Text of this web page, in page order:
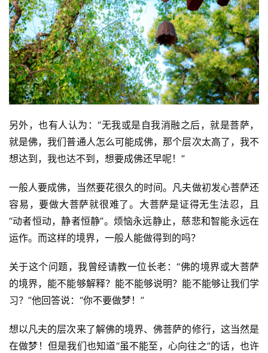
另外，也有人认为：“无我或是自我消融之后，就是菩萨，
就是佛，我们普通人怎么可能成佛，那个层次太高了，我不
想达到，我也达不到，想要成佛还早呢！”
一般人要成佛，当然要花很久的时间。凡夫做初发心菩萨还
容易，要做大菩萨就很难了。大菩萨是证得无生法忍，且
“动者恒动，静者恒静”。烦恼永远静止，慈悲和智能永远在
运作。而这样的境界，一般人能做得到的吗？
关于这个问题，我曾经请教一位长老：“佛的境界或大菩萨
的境界，能不能够解释？能不能够说明？能不能够让我们学
习？”他回答说：“你不要做梦！”
想以凡夫的层次来了解佛的境界、佛菩萨的修行，这当然是
在做梦！但是我们也知道“虽不能至，心向往之”的话，也许